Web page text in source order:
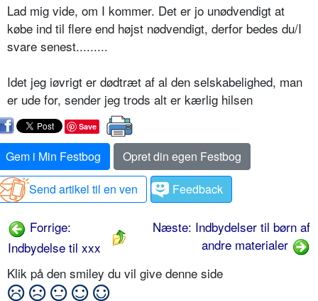
Lad mig vide, om I kommer. Det er jo unødvendigt at
købe ind til flere end højst nødvendigt, derfor bedes du/I
svare senest.........
Idet jeg iøvrigt er dødtræt af al den selskabelighed, man
er ude for, sender jeg trods alt er kærlig hilsen
Save
Gem i Min Festbog
Opret din egen Festbog
Send artikel til en ven
Feedback
Forrige:
Indbydelse til xxx
Næste: Indbydelser til børn af
andre materialer
Klik på den smiley du vil give denne side